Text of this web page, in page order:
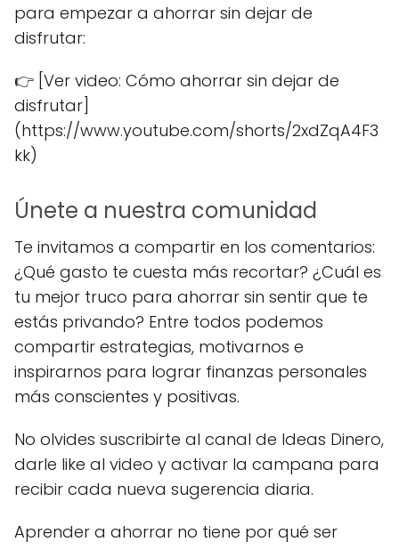
para empezar a ahorrar sin dejar de
disfrutar:
👉 [Ver video: Cómo ahorrar sin dejar de
disfrutar]
(https://www.youtube.com/shorts/2xdZqA4F3
kk)
Únete a nuestra comunidad
Te invitamos a compartir en los comentarios:
¿Qué gasto te cuesta más recortar? ¿Cuál es
tu mejor truco para ahorrar sin sentir que te
estás privando? Entre todos podemos
compartir estrategias, motivarnos e
inspirarnos para lograr finanzas personales
más conscientes y positivas.
No olvides suscribirte al canal de Ideas Dinero,
darle like al video y activar la campana para
recibir cada nueva sugerencia diaria.
Aprender a ahorrar no tiene por qué ser